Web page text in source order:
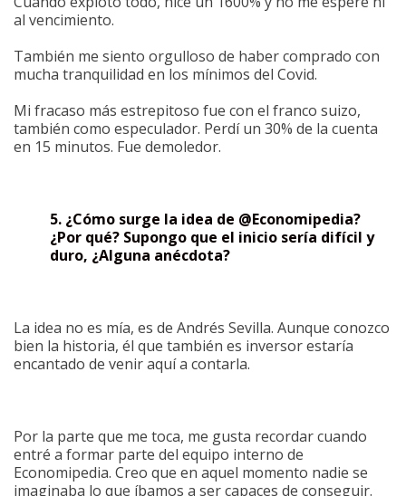
al vencimiento.
También me siento orgulloso de haber comprado con
mucha tranquilidad en los mínimos del Covid.
Mi fracaso más estrepitoso fue con el franco suizo,
también como especulador. Perdí un 30% de la cuenta
en 15 minutos. Fue demoledor.
5. ¿Cómo surge la idea de @Economipedia?
¿Por qué? Supongo que el inicio sería difícil y
duro, ¿Alguna anécdota?
La idea no es mía, es de Andrés Sevilla. Aunque conozco
bien la historia, él que también es inversor estaría
encantado de venir aquí a contarla.
Por la parte que me toca, me gusta recordar cuando
entré a formar parte del equipo interno de
Economipedia. Creo que en aquel momento nadie se
imaginaba lo que íbamos a ser capaces de conseguir.